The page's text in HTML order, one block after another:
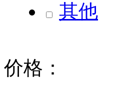
其他
价格：